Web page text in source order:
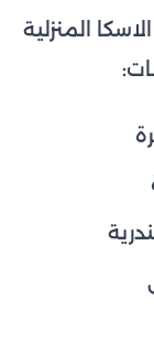
المنزلية